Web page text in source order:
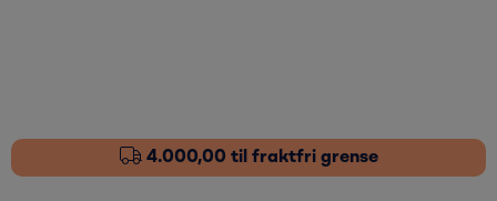
4.000,00 til fraktfri grense
Pleieprodukter